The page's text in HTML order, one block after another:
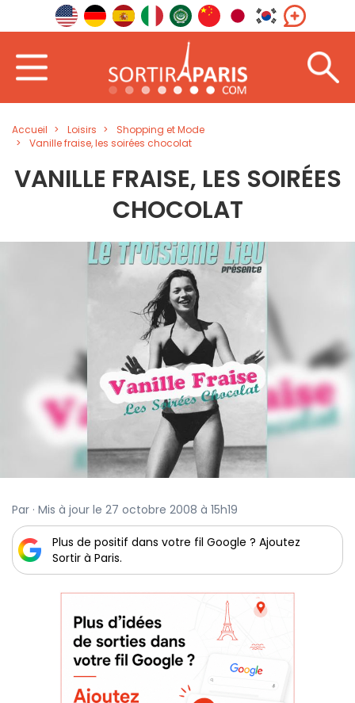
Accueil Loisirs
Shopping et Mode
Vanille fraise, les soirées chocolat
VANILLE FRAISE, LES SOIRÉES
CHOCOLAT
Par · Mis à jour le 27 octobre 2008 à 15h19
Plus de positif dans votre fil Google ? Ajoutez
Sortir à Paris.